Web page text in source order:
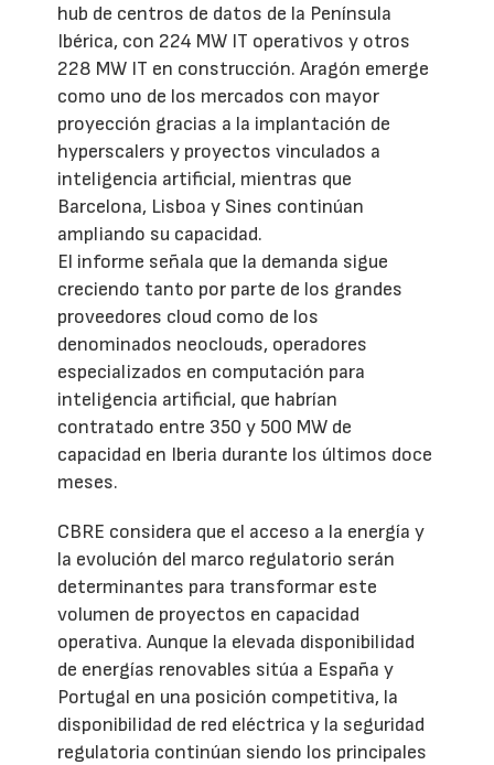
hub de centros de datos de la Península
Ibérica, con 224 MW IT operativos y otros
228 MW IT en construcción. Aragón emerge
como uno de los mercados con mayor
proyección gracias a la implantación de
hyperscalers y proyectos vinculados a
inteligencia artificial, mientras que
Barcelona, Lisboa y Sines continúan
ampliando su capacidad.
El informe señala que la demanda sigue
creciendo tanto por parte de los grandes
proveedores cloud como de los
denominados neoclouds, operadores
especializados en computación para
inteligencia artificial, que habrían
contratado entre 350 y 500 MW de
capacidad en Iberia durante los últimos doce
meses.
CBRE considera que el acceso a la energía y
la evolución del marco regulatorio serán
determinantes para transformar este
volumen de proyectos en capacidad
operativa. Aunque la elevada disponibilidad
de energías renovables sitúa a España y
Portugal en una posición competitiva, la
disponibilidad de red eléctrica y la seguridad
regulatoria continúan siendo los principales